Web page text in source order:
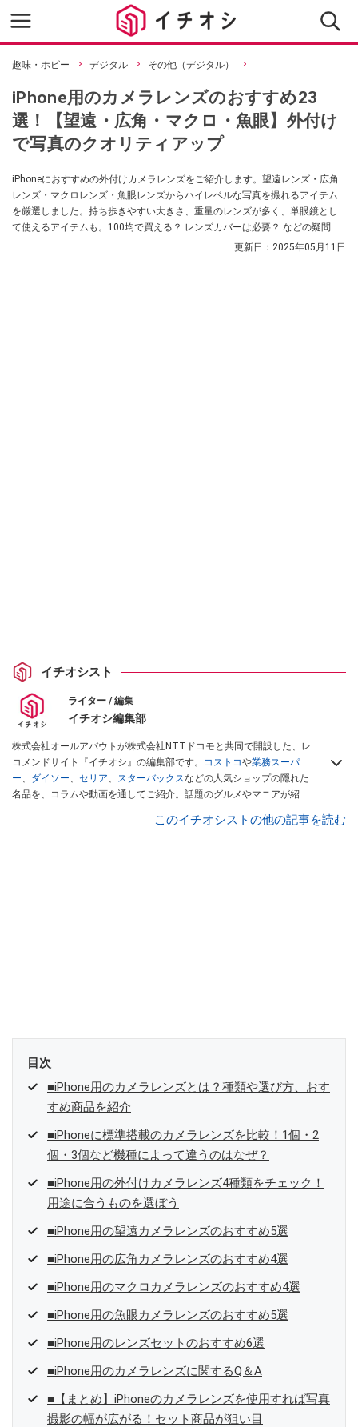
趣味・ホビー デジタル その他（デジタル）
iPhone用のカメラレンズのおすすめ23
選！【望遠・広角・マクロ・魚眼】外付け
で写真のクオリティアップ
iPhoneにおすすめの外付けカメラレンズをご紹介します。望遠レンズ・広角
レンズ・マクロレンズ・魚眼レンズからハイレベルな写真を撮れるアイテム
を厳選しました。持ち歩きやすい大きさ、重量のレンズが多く、単眼鏡とし
て使えるアイテムも。100均で買える？ レンズカバーは必要？ などの疑問に
更新日： 2025年05月11日
イチオシスト
ライター / 編集
イチオシ編集部
株式会社オールアバウトが株式会社NTTドコモと共同で開設した、レ
コメンドサイト『イチオシ』の編集部です。 コストコや業務スーパ
ー、 ダイソー、 セリア、 スターバックスなどの人気ショップの隠れた
名品を、コラムや動画を通してご紹介。話題のグルメやマニアが紹介
インフルエンサーが実際に使用してレビューしています。毎日トレン
このイチオシストの他の記事を読む
目次
■iPhone用のカメラレンズとは？種類や選び方、おす
すめ商品を紹介
■iPhoneに標準搭載のカメラレンズを比較！1個・2
個・3個など機種によって違うのはなぜ？
■iPhone用の外付けカメラレンズ4種類をチェック！
用途に合うものを選ぼう
■iPhone用の望遠カメラレンズのおすすめ5選
■iPhone用の広角カメラレンズのおすすめ4選
■iPhone用のマクロカメラレンズのおすすめ4選
■iPhone用の魚眼カメラレンズのおすすめ5選
■iPhone用のレンズセットのおすすめ6選
■iPhone用のカメラレンズに関するQ＆A
■【まとめ】iPhoneのカメラレンズを使用すれば写真
撮影の幅が広がる！セット商品が狙い目